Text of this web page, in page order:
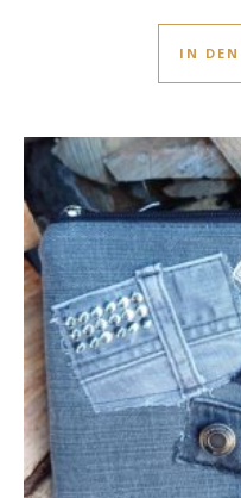
IN DEN